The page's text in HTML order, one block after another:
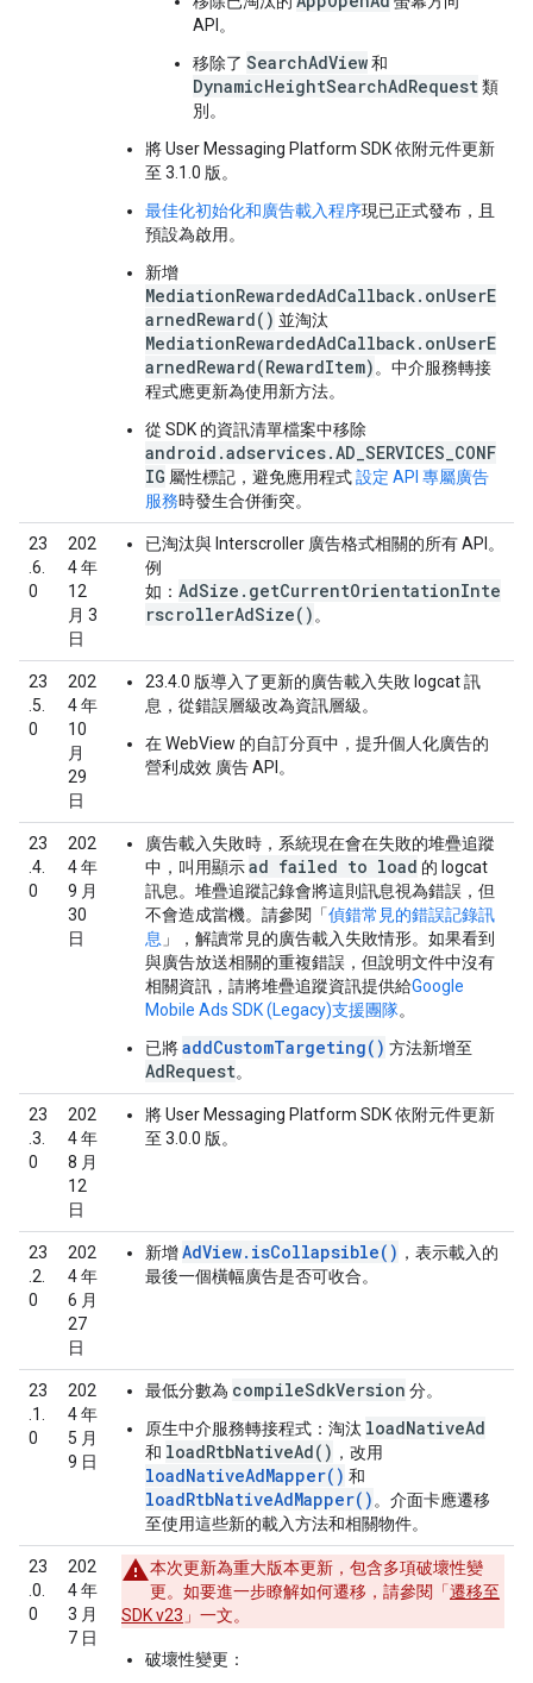
API。
移除了 SearchAdView和
DynamicHeightSearchAdRequest類
別。
將 User Messaging Platform SDK 依附元件更新
至 3.1.0 版。
最佳化初始化和廣告載入程序現已正式發布，且
預設為啟用。
新增
MediationRewardedAdCallback.onUserE
arnedReward() 並淘汰
MediationRewardedAdCallback.onUserE
arnedReward(RewardItem) 。中介服務轉接
程式應更新為使用新方法。
從 SDK 的資訊清單檔案中移除
android.adservices.AD_SERVICES_CONF
IG 屬性標記，避免應用程式設定 API 專屬廣告
服務時發生合併衝突。
23
.6.
0
202
4 年
12
月 3
日
已淘汰與 Interscroller 廣告格式相關的所有 API。
例
如： AdSize.getCurrentOrientationInte
rscrollerAdSize() 。
23
.5.
0
202
4 年
10
月
29
日
23.4.0 版導入了更新的廣告載入失敗 logcat 訊
息，從錯誤層級改為資訊層級。
在 WebView 的自訂分頁中，提升個人化廣告的
營利成效 廣告 API。
23
.4.
0
202
4 年
9 月
30
日
廣告載入失敗時，系統現在會在失敗的堆疊追蹤
中，叫用顯示ad failed to load 的 logcat
訊息。堆疊追蹤記錄會將這則訊息視為錯誤，但
不會造成當機。請參閱「偵錯常見的錯誤記錄訊
息 」，解讀常見的廣告載入失敗情形。如果看到
與廣告放送相關的重複錯誤，但說明文件中沒有
相關資訊，請將堆疊追蹤資訊提供給Google
Mobile Ads SDK (Legacy)支援團隊。
已將addCustomTargeting() 方法新增至
AdRequest。
23
.3.
0
202
4 年
8 月
12
日
將 User Messaging Platform SDK 依附元件更新
至 3.0.0 版。
23
.2.
0
202
4 年
6 月
27
日
新增AdView.isCollapsible() ，表示載入的
最後一個橫幅廣告是否可收合。
23
.1.
0
202
4 年
5 月
9 日
最低分數為 compileSdkVersion 分。
原生中介服務轉接程式 ：淘汰 loadNativeAd
和 loadRtbNativeAd() ，改用
loadNativeAdMapper() 和
loadRtbNativeAdMapper() 。介面卡應遷移
至使用這些新的載入方法和相關物件。
23
.0.
0
202
4 年
3 月
7 日
本次更新為重大版本更新，包含多項破壞性變
更。如要進一步瞭解如何遷移，請參閱「遷移至
SDK v23 」一文。
破壞性變更：